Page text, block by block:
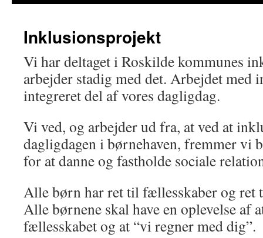
Inklusionsprojekt
Vi har deltaget i Roskilde kommunes
arbejder stadig med det. Arbejdet med
integreret del af vores dagligdag.
Vi ved, og arbejder ud fra, at ved at
dagligdagen i børnehaven, fremmer vi
for at danne og fastholde sociale
Alle børn har ret til fællesskaber og ret
Alle børnene skal have en oplevelse af
fællesskabet og at “vi regner med dig”.